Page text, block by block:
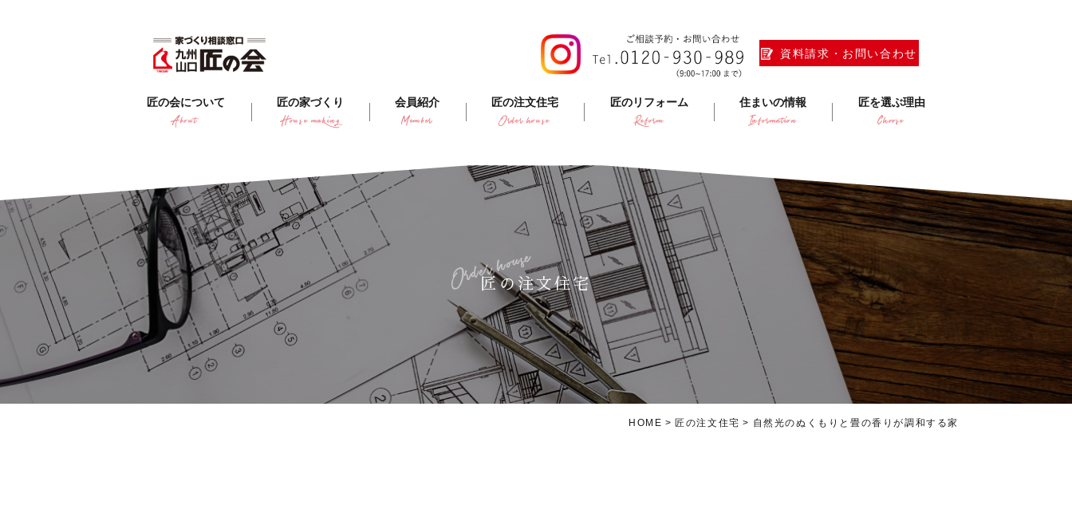
資料請求・お問い合わせ
匠の会について
About
匠の家づくり
House making
会員紹介
Member
匠の注文住宅
Order house
匠のリフォーム
Reform
住まいの情報
Information
匠を選ぶ理由
Choose
匠の注文住宅
Order house
HOME 匠の注文住宅 自然光のぬくもりと畳の香りが調和する家